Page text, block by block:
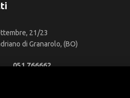
21/23
di Granarolo, (BO)
051 766662